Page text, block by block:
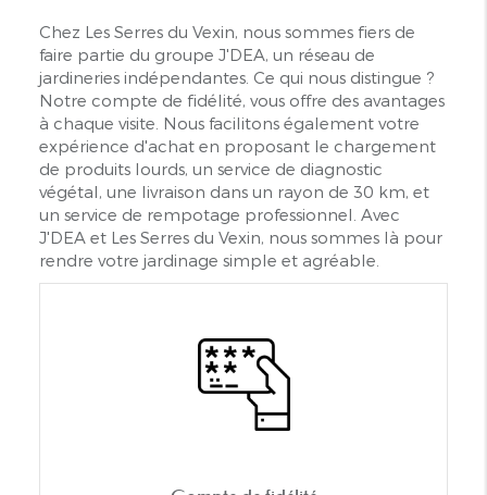
Chez Les Serres du Vexin, nous sommes fiers de
faire partie du groupe J'DEA, un réseau de
jardineries indépendantes. Ce qui nous distingue ?
Notre compte de fidélité, vous offre des avantages
à chaque visite. Nous facilitons également votre
expérience d'achat en proposant le chargement
de produits lourds, un service de diagnostic
végétal, une livraison dans un rayon de 30 km, et
un service de rempotage professionnel. Avec
J'DEA et Les Serres du Vexin, nous sommes là pour
rendre votre jardinage simple et agréable.